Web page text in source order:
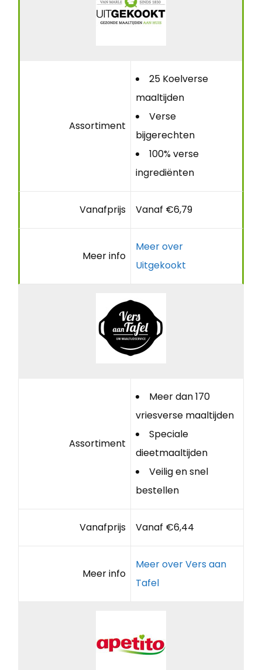
Assortiment
25 Koelverse
maaltijden
Verse
bijgerechten
100% verse
ingrediënten
Vanafprijs Vanaf €6,79
Meer info
Meer over
Uitgekookt
Assortiment
Meer dan 170
vriesverse maaltijden
Speciale
dieetmaaltijden
Veilig en snel
bestellen
Vanafprijs Vanaf €6,44
Meer info
Meer over Vers aan
Tafel